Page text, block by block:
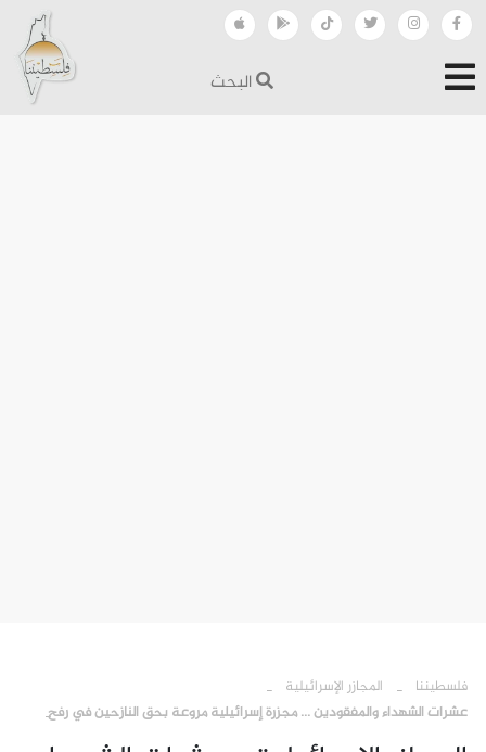
البحث
فلسطيننا المجازر الإسرائيلية
عشرات الشهداء والمفقودين ... مجزرة إسرائيلية مروعة بحق النازحين في رفح